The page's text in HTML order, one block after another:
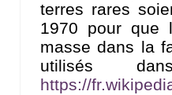
terres rares
1970 pour que
masse dans la
utilisés
https://